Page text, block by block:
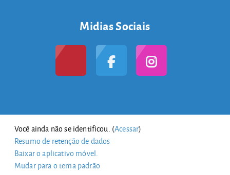
Midias Sociais
Você ainda não se identificou. (Acessar)
Resumo de retenção de dados
Baixar o aplicativo móvel.
Mudar para o tema padrão